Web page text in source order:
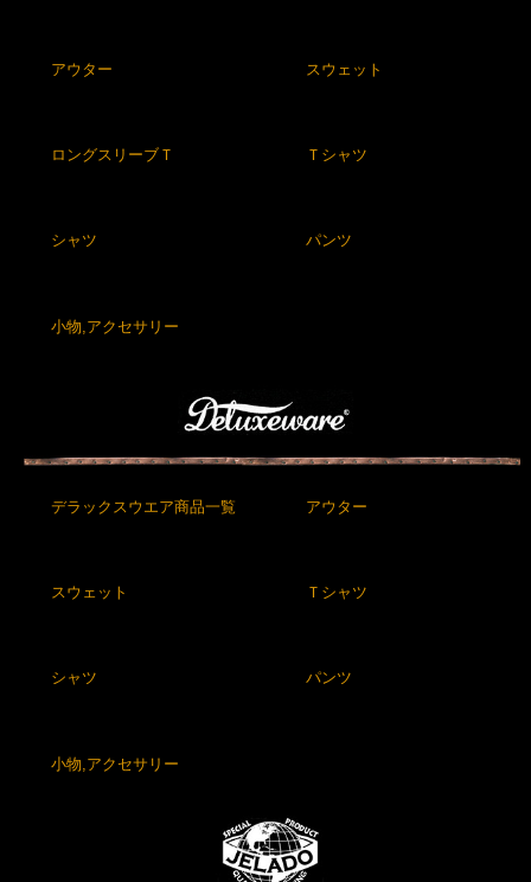
アウター スウェット
ロングスリーブＴ Ｔシャツ
シャツ パンツ
小物,アクセサリー
デラックスウエア商品一覧 アウター
スウェット Ｔシャツ
シャツ パンツ
小物,アクセサリー